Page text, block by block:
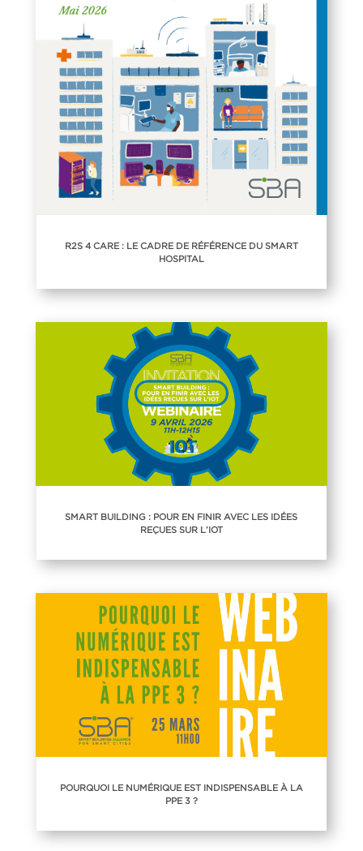
R2S 4 CARE : LE CADRE DE RÉFÉRENCE DU SMART
HOSPITAL
SMART BUILDING : POUR EN FINIR AVEC LES IDÉES
REÇUES SUR L’IOT
POURQUOI LE NUMÉRIQUE EST INDISPENSABLE À LA
PPE 3 ?